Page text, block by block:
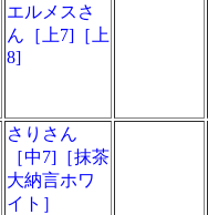
エルメスさ
ん［上7]［上
8]
さりさん
［中7]［抹茶
大納言ホワ
イト］